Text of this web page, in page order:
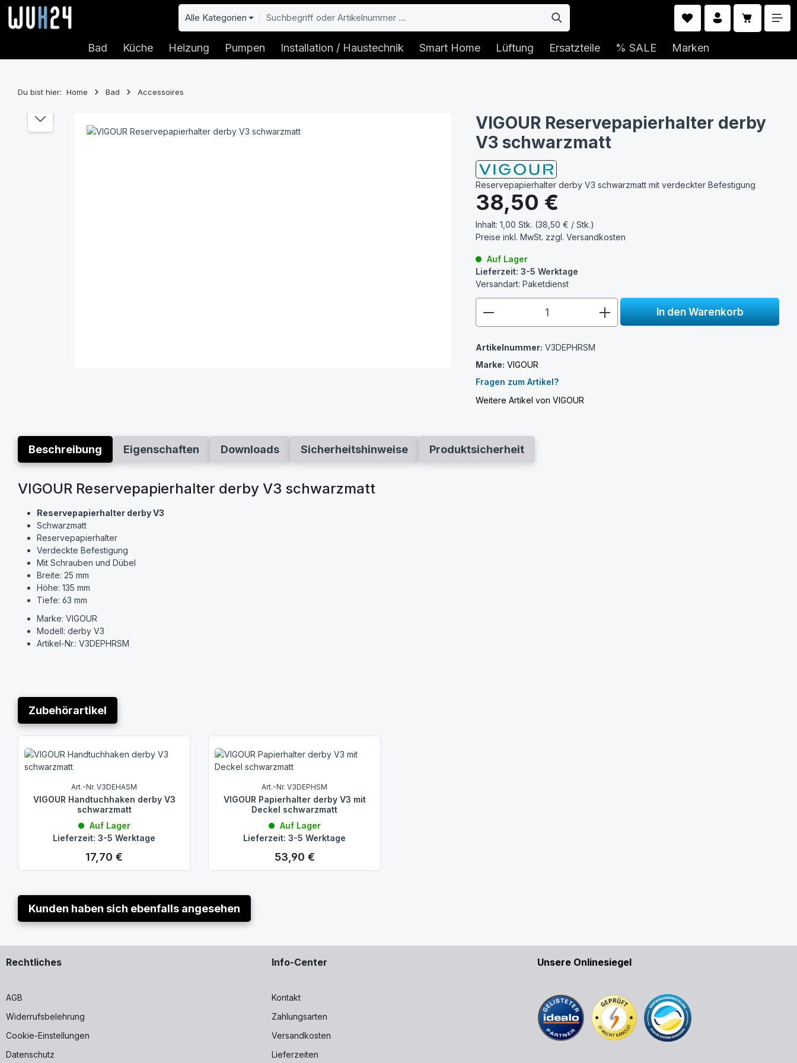
Hauptinhalt springen
Zur Suche springen
Zur Hauptnavigation springen Alle Kategorien
Bad Küche Heizung Pumpen Installation / Haustechnik Smart Home Lüftung Ersatzteile % SALE Marken
Du bist hier: Home Bad Accessoires
Bildergalerie überspringen
VIGOUR Reservepapierhalter derby
V3 schwarzmatt
Reservepapierhalter derby V3 schwarzmatt mit verdeckter Befestigung
Regulärer Preis:
38,50 €
Inhalt:1,00 Stk. (38,50 € / Stk.)
Preise inkl. MwSt. zzgl.Versandkosten
Auf Lager
Lieferzeit: 3-5 Werktage
Versandart: Paketdienst
In den Warenkorb
Artikelnummer: V3DEPHRSM
Marke: VIGOUR
Fragen zum Artikel?
Weitere Artikel von VIGOUR
Beschreibung Eigenschaften Downloads Sicherheitshinweise Produktsicherheit
VIGOUR Reservepapierhalter derby V3 schwarzmatt
Reservepapierhalter derby V3
Schwarzmatt
Reservepapierhalter
Verdeckte Befestigung
Mit Schrauben und Dübel
Breite: 25 mm
Höhe: 135 mm
Tiefe: 63 mm
Marke: VIGOUR
Modell: derby V3
Artikel-Nr.: V3DEPHRSM
Zubehörartikel
Art.-Nr. V3DEHASM
VIGOUR Handtuchhaken derby V3
schwarzmatt
Auf Lager
Lieferzeit: 3-5 Werktage
Regulärer Preis:
17,70 €
Art.-Nr. V3DEPHSM
VIGOUR Papierhalter derby V3 mit
Deckel schwarzmatt
Auf Lager
Lieferzeit: 3-5 Werktage
Regulärer Preis:
53,90 €
Kunden haben sich ebenfalls angesehen
Rechtliches
AGB
Widerrufsbelehrung
Cookie-Einstellungen
Datenschutz
Info-Center
Kontakt
Zahlungsarten
Versandkosten
Lieferzeiten
Unsere Onlinesiegel